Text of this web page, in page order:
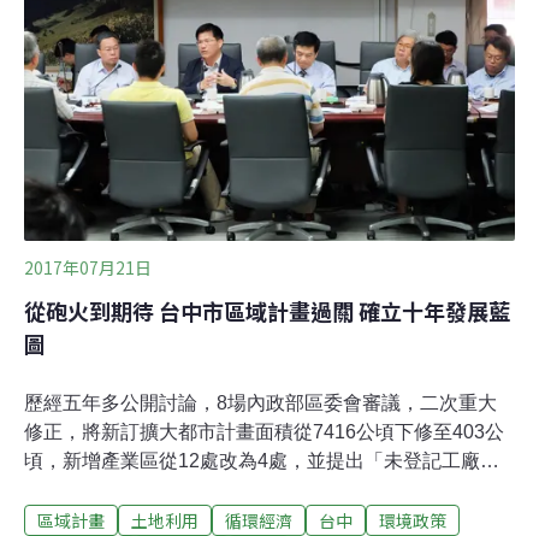
地使用型態不符法規，而中央了解部落民眾心聲後，擇定
在泰雅族鎮西堡及司馬庫斯部落，實施「原住民族特定區
域計畫─泰雅族鎮西堡及司馬庫斯部落案」，也是全國第
一部特定區域計畫。地政處長魏嘉憲說，原民處今年已編
列新台幣600萬元預算，輔導原住民將自有建築物合法
化，讓原住民可以合法申請整建或修繕建築物。先在五峰
鄉羅山部落試辦，後續將逐年延伸到其他部落，預期有
2017年07月21日
從砲火到期待 台中市區域計畫過關 確立十年發展藍
圖
歷經五年多公開討論，8場內政部區委會審議，二次重大
修正，將新訂擴大都市計畫面積從7416公頃下修至403公
頃，新增產業區從12處改為4處，並提出「未登記工廠清
日）終於通過內政部區委會審查。對此一影響台中未來十
區域計畫 土地利用 循環經濟 台中
環境政策